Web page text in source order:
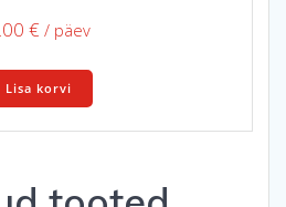
€ / päev
Lisa korvi